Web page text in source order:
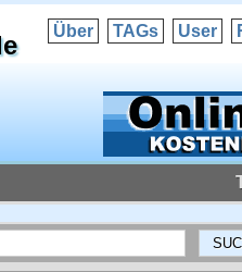
Über TAGs User